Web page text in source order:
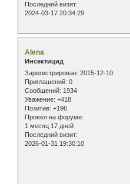
Последний визит:
2024-03-17 20:34:29
Alena
Инсектицид
Зарегистрирован: 2015-12-10
Приглашений: 0
Сообщений: 1934
Уважение: +418
Позитив: +196
Провел на форуме:
1 месяц 17 дней
Последний визит:
2026-01-31 19:30:10